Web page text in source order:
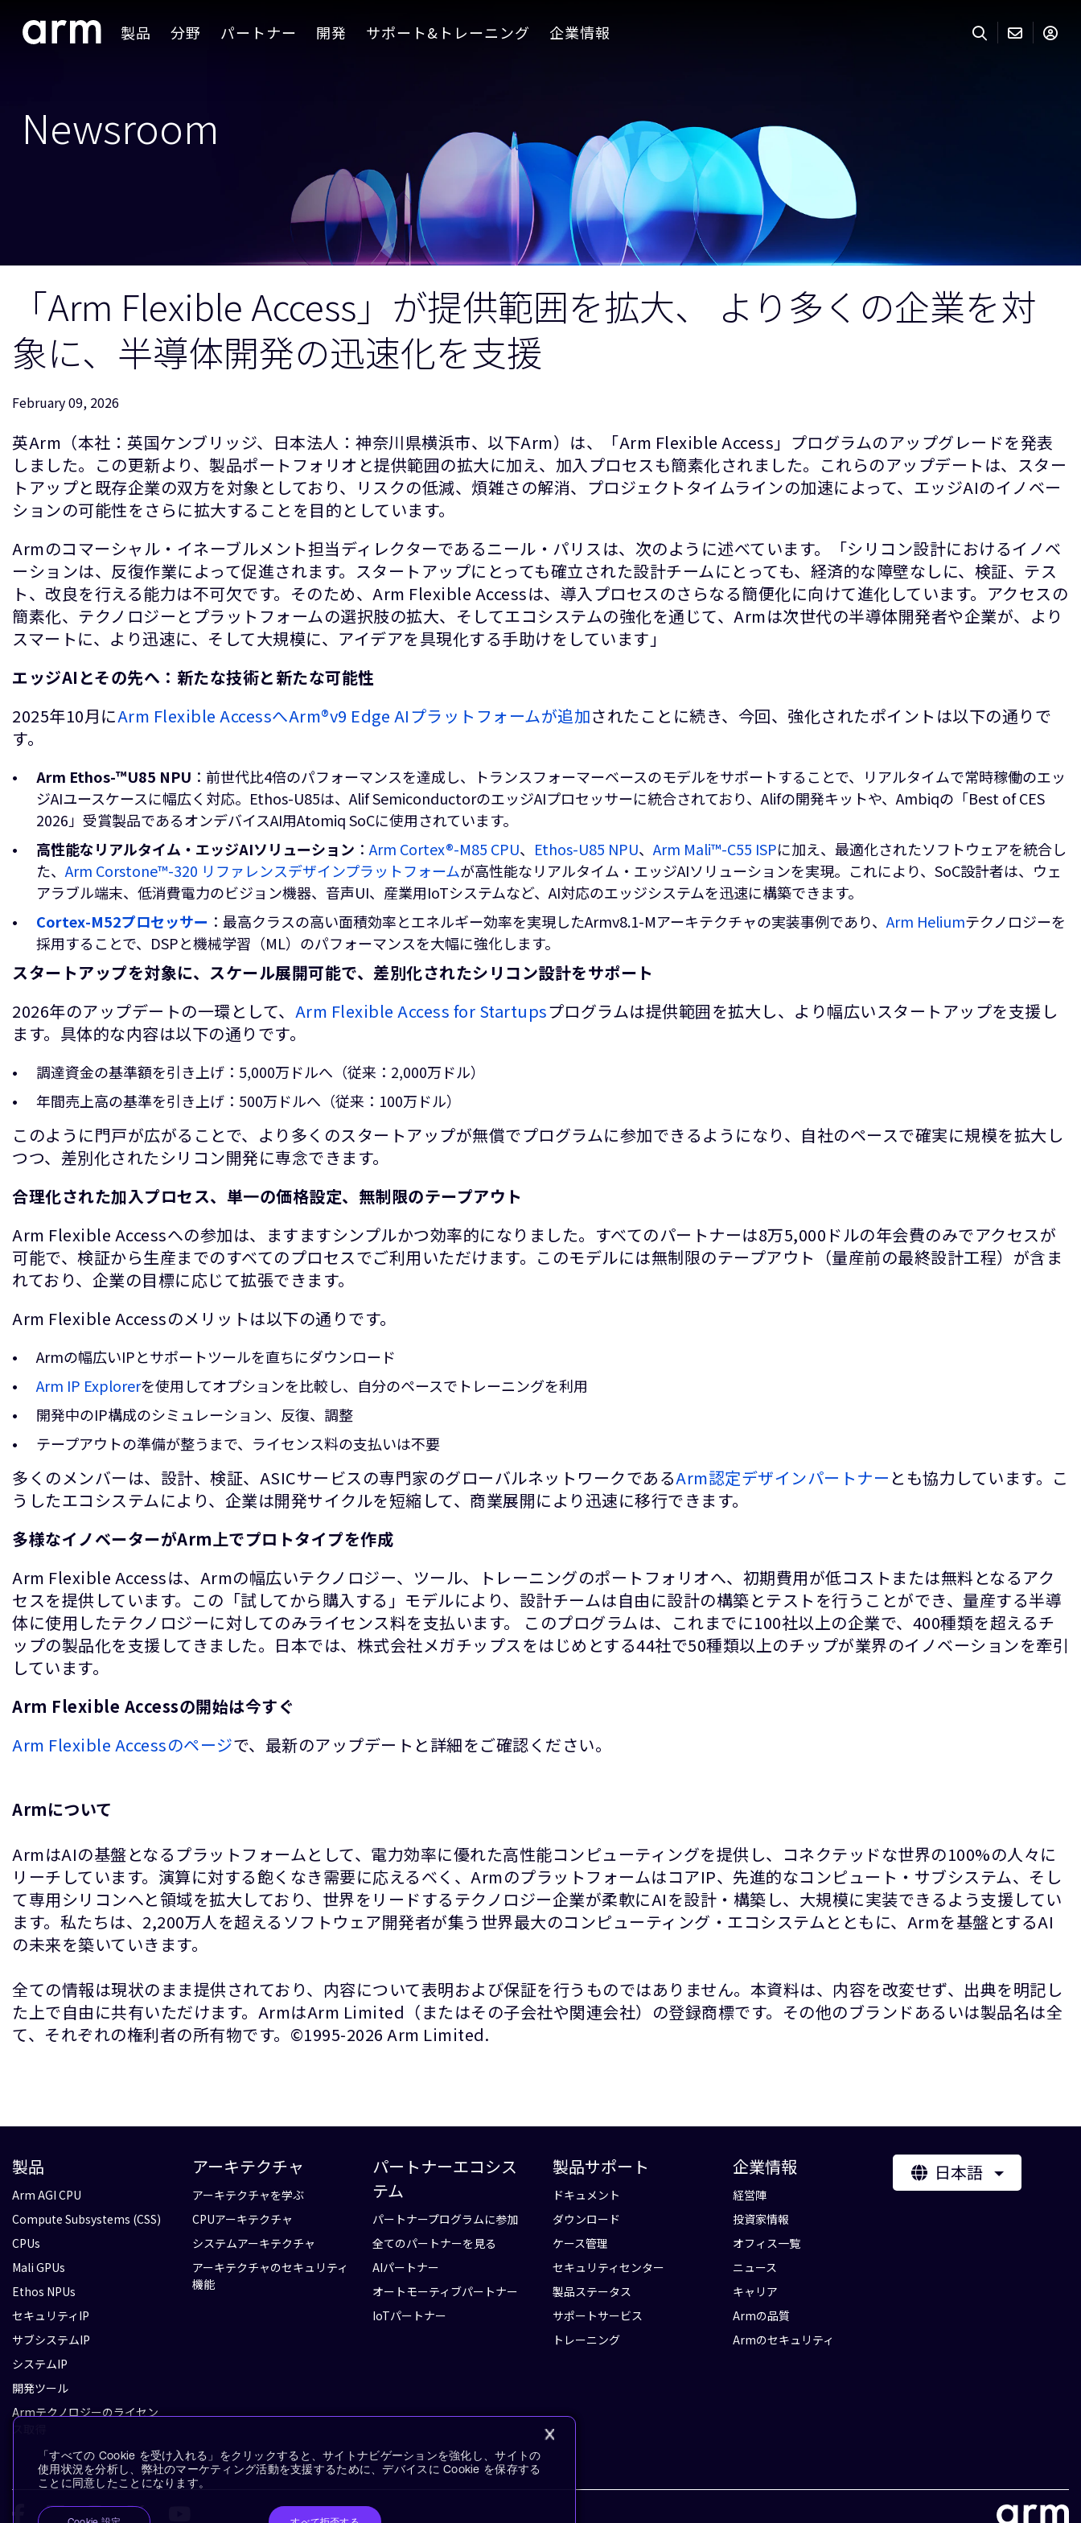
Skip to Footer 製品 分野 パートナー 開発 サポート&トレーニング 企業情報
Newsroom
「Arm Flexible Access」が提供範囲を拡大、 より多くの企業を対
象に、半導体開発の迅速化を支援
February 09, 2026
英Arm（本社：英国ケンブリッジ、日本法人：神奈川県横浜市、以下Arm）は、「Arm Flexible Access」プログラムのアップグレードを発表
しました。この更新より、製品ポートフォリオと提供範囲の拡大に加え、加入プロセスも簡素化されました。これらのアップデートは、スター
トアップと既存企業の双方を対象としており、リスクの低減、煩雑さの解消、プロジェクトタイムラインの加速によって、エッジAIのイノベー
ションの可能性をさらに拡大することを目的としています。
Armのコマーシャル・イネーブルメント担当ディレクターであるニール・パリスは、次のように述べています。「シリコン設計におけるイノベ
ーションは、反復作業によって促進されます。スタートアップにとっても確立された設計チームにとっても、経済的な障壁なしに、検証、テス
ト、改良を行える能力は不可欠です。そのため、Arm Flexible Accessは、導入プロセスのさらなる簡便化に向けて進化しています。アクセスの
簡素化、テクノロジーとプラットフォームの選択肢の拡大、そしてエコシステムの強化を通じて、Armは次世代の半導体開発者や企業が、より
スマートに、より迅速に、そして大規模に、アイデアを具現化する手助けをしています」
エッジAIとその先へ：新たな技術と新たな可能性
2025年10月にArm Flexible AccessへArm®v9 Edge AIプラットフォームが追加されたことに続き、今回、強化されたポイントは以下の通りで
す。
Arm Ethos-™U85 NPU ：前世代比4倍のパフォーマンスを達成し、トランスフォーマーベースのモデルをサポートすることで、リアルタイムで常時稼働のエッ
ジAIユースケースに幅広く対応。Ethos-U85は、Alif SemiconductorのエッジAIプロセッサーに統合されており、Alifの開発キットや、Ambiqの「Best of CES
2026」受賞製品であるオンデバイスAI用Atomiq SoCに使用されています。
高性能なリアルタイム・エッジAIソリューション ： Arm Cortex®-M85 CPU、 Ethos-U85 NPU、 Arm Mali™-C55 ISPに加え、最適化されたソフトウェアを統合し
た、 Arm Corstone™-320 リファレンスデザインプラットフォームが高性能なリアルタイム・エッジAIソリューションを実現。これにより、SoC設計者は、ウェ
アラブル端末、低消費電力のビジョン機器、音声UI、産業用IoTシステムなど、AI対応のエッジシステムを迅速に構築できます。
Cortex-M52プロセッサー ：最高クラスの高い面積効率とエネルギー効率を実現したArmv8.1-Mアーキテクチャの実装事例であり、 Arm Heliumテクノロジーを
採用することで、DSPと機械学習（ML）のパフォーマンスを大幅に強化します。
スタートアップを対象に、スケール展開可能で、差別化されたシリコン設計をサポート
2026年のアップデートの一環として、 Arm Flexible Access for Startupsプログラムは提供範囲を拡大し、より幅広いスタートアップを支援し
ます。具体的な内容は以下の通りです。
調達資金の基準額を引き上げ：5,000万ドルへ（従来：2,000万ドル）
年間売上高の基準を引き上げ：500万ドルへ（従来：100万ドル）
このように門戸が広がることで、より多くのスタートアップが無償でプログラムに参加できるようになり、自社のペースで確実に規模を拡大し
つつ、差別化されたシリコン開発に専念できます。
合理化された加入プロセス、単一の価格設定、無制限のテープアウト
Arm Flexible Accessへの参加は、ますますシンプルかつ効率的になりました。すべてのパートナーは8万5,000ドルの年会費のみでアクセスが
可能で、検証から生産までのすべてのプロセスでご利用いただけます。このモデルには無制限のテープアウト（量産前の最終設計工程）が含ま
れており、企業の目標に応じて拡張できます。
Arm Flexible Accessのメリットは以下の通りです。
Armの幅広いIPとサポートツールを直ちにダウンロード
Arm IP Explorerを使用してオプションを比較し、自分のペースでトレーニングを利用
開発中のIP構成のシミュレーション、反復、調整
テープアウトの準備が整うまで、ライセンス料の支払いは不要
多くのメンバーは、設計、検証、ASICサービスの専門家のグローバルネットワークであるArm認定デザインパートナー とも協力しています。こ
うしたエコシステムにより、企業は開発サイクルを短縮して、商業展開により迅速に移行できます。
多様なイノベーターがArm上でプロトタイプを作成
Arm Flexible Accessは、Armの幅広いテクノロジー、ツール、トレーニングのポートフォリオへ、初期費用が低コストまたは無料となるアク
セスを提供しています。この「試してから購入する」モデルにより、設計チームは自由に設計の構築とテストを行うことができ、量産する半導
体に使用したテクノロジーに対してのみライセンス料を支払います。 このプログラムは、これまでに100社以上の企業で、400種類を超えるチ
ップの製品化を支援してきました。日本では、株式会社メガチップスをはじめとする44社で50種類以上のチップが業界のイノベーションを牽引
しています。
Arm Flexible Accessの開始は今すぐ
Arm Flexible Accessのページで、最新のアップデートと詳細をご確認ください。
Armについて
ArmはAIの基盤となるプラットフォームとして、電力効率に優れた高性能コンピューティングを提供し、コネクテッドな世界の100%の人々に
リーチしています。演算に対する飽くなき需要に応えるべく、ArmのプラットフォームはコアIP、先進的なコンピュート・サブシステム、そし
て専用シリコンへと領域を拡大しており、世界をリードするテクノロジー企業が柔軟にAIを設計・構築し、大規模に実装できるよう支援してい
ます。私たちは、2,200万人を超えるソフトウェア開発者が集う世界最大のコンピューティング・エコシステムとともに、Armを基盤とするAI
の未来を築いていきます。
全ての情報は現状のまま提供されており、内容について表明および保証を行うものではありません。本資料は、内容を改変せず、出典を明記し
た上で自由に共有いただけます。ArmはArm Limited（またはその子会社や関連会社）の登録商標です。その他のブランドあるいは製品名は全
て、それぞれの権利者の所有物です。©1995-2026 Arm Limited.
製品
Arm AGI CPU
Compute Subsystems (CSS)
CPUs
Mali GPUs
Ethos NPUs
セキュリティIP
サブシステムIP
システムIP
開発ツール
Armテクノロジーのライセン
アーキテクチャ
アーキテクチャを学ぶ
CPUアーキテクチャ
システムアーキテクチャ
アーキテクチャのセキュリティ
機能
パートナーエコシス
テム
パートナープログラムに参加
全てのパートナーを見る
AIパートナー
オートモーティブパートナー
IoTパートナー
製品サポート
ドキュメント
ダウンロード
ケース管理
セキュリティセンター
製品ステータス
サポートサービス
トレーニング
企業情報
経営陣
投資家情報
オフィス一覧
ニュース
キャリア
Armの品質
Armのセキュリティ
日本語
「すべての Cookie を受け入れる」をクリックすると、サイトナビゲーションを強化し、サイトの
使用状況を分析し、弊社のマーケティング活動を支援するために、デバイスに Cookie を保存する
ことに同意したことになります。